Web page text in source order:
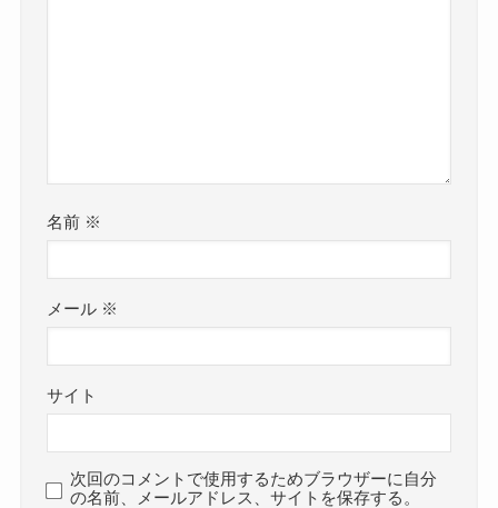
名前 ※
メール ※
サイト
次回のコメントで使用するためブラウザーに自分
の名前、メールアドレス、サイトを保存する。